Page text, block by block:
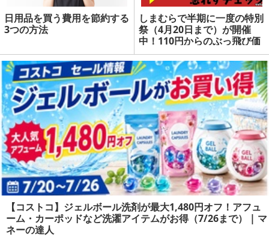
日用品を買う費用を節約する
3つの方法
しまむらで半期に一度の特別
祭（4月20日まで）が開催
中！110円からのぶっ飛び価
格で今すぐ使える人気アイテ
ムが大放出！ | マネーの達人
【コストコ】ジェルボール洗剤が最大1,480円オフ！アフュ
ーム・カーポッドなど洗濯アイテムがお得（7/26まで） | マ
ネーの達人